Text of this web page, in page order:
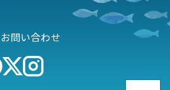
問い合わせ